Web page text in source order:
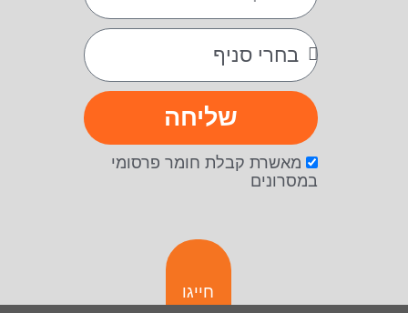
מאשרת קבלת חומר פרסומי
במסרונים
שליחה
חייגו